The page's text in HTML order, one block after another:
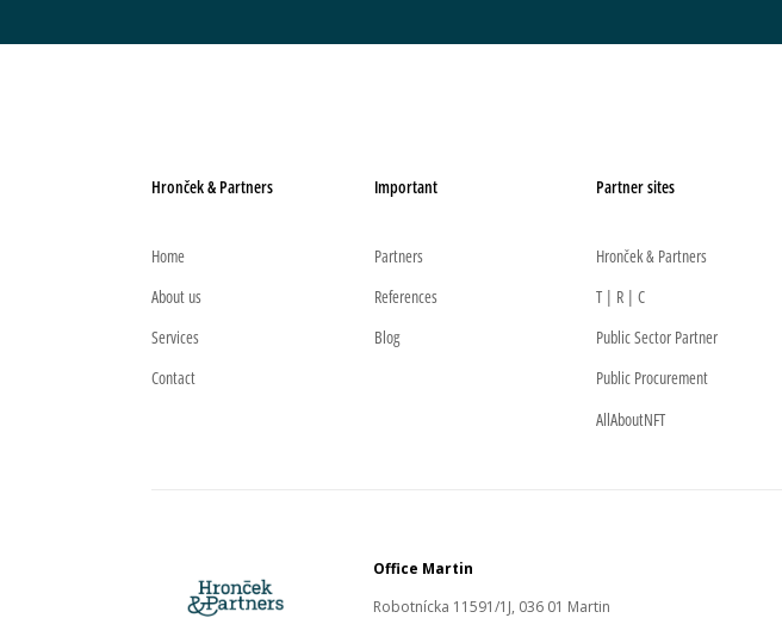
Hronček & Partners
Home
About us
Services
Contact
Important
Partners
References
Blog
Partner sites
Hronček & Partners
T | R | C
Public Sector Partner
Public Procurement
AllAboutNFT
Office Martin
Robotnícka 11591/1J, 036 01 Martin